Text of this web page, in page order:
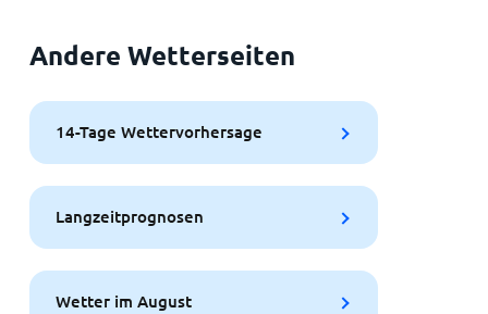
Andere Wetterseiten
14-Tage Wettervorhersage
Langzeitprognosen
Wetter im August